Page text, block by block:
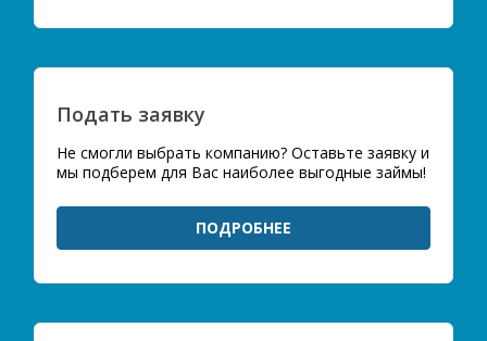
Подать заявку
Не смогли выбрать компанию? Оставьте заявку и
мы подберем для Вас наиболее выгодные займы!
ПОДРОБНЕЕ